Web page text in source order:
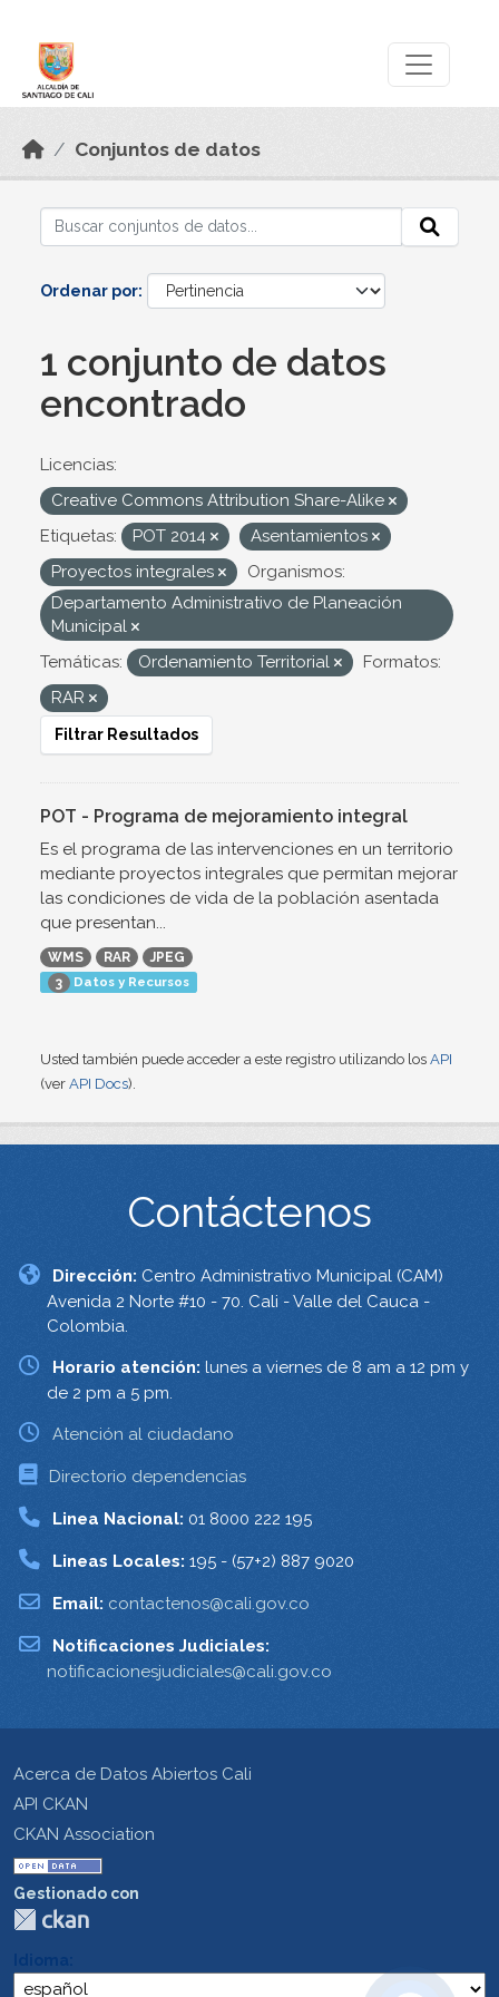
Conjuntos de datos
Ordenar por
1 conjunto de datos
encontrado
Licencias:
Creative Commons Attribution Share-Alike
Etiquetas:
POT 2014
Asentamientos
Proyectos integrales
Organismos:
Departamento Administrativo de Planeación
Municipal
Temáticas:
Ordenamiento Territorial
Formatos:
RAR
Filtrar Resultados
POT - Programa de mejoramiento integral
Es el programa de las intervenciones en un territorio
mediante proyectos integrales que permitan mejorar
las condiciones de vida de la población asentada
que presentan...
WMS RAR
JPEG
3 Datos y Recursos
Usted también puede acceder a este registro utilizando los API
(ver API Docs).
Contáctenos
Dirección: Centro Administrativo Municipal (CAM)
Avenida 2 Norte #10 - 70. Cali - Valle del Cauca -
Colombia.
Horario atención: lunes a viernes de 8 am a 12 pm y
de 2 pm a 5 pm.
Atención al ciudadano
Directorio dependencias
Linea Nacional: 01 8000 222 195
Lineas Locales: 195 - (57+2) 887 9020
Email: contactenos@cali.gov.co
Notificaciones Judiciales:
notificacionesjudiciales@cali.gov.co
Acerca de Datos Abiertos Cali
API CKAN
CKAN Association
Gestionado con